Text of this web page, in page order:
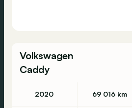
Volkswagen
Caddy
2020 69 016 km